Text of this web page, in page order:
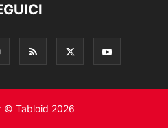
© Tabloid 2026